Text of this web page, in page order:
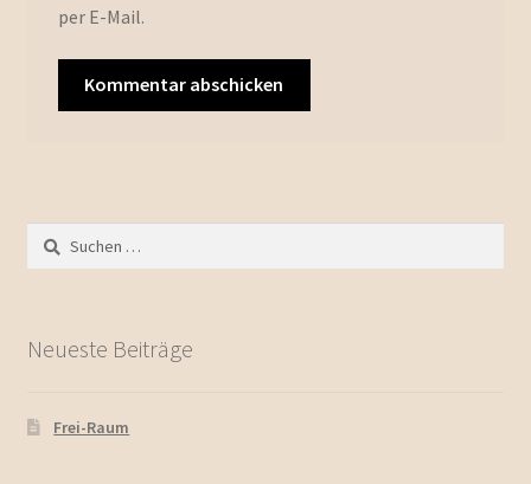
per E-Mail.
Neueste Beiträge
Frei-Raum